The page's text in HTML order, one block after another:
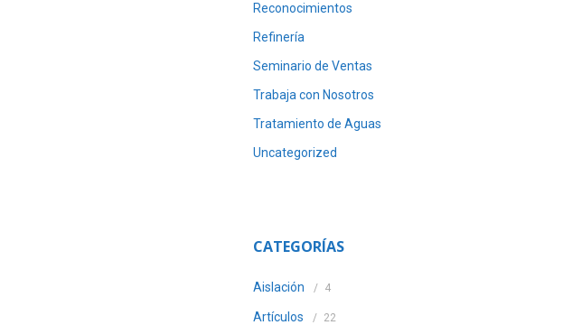
Reconocimientos
Refinería
Seminario de Ventas
Trabaja con Nosotros
Tratamiento de Aguas
Uncategorized
CATEGORÍAS
Aislación 4
Artículos 22